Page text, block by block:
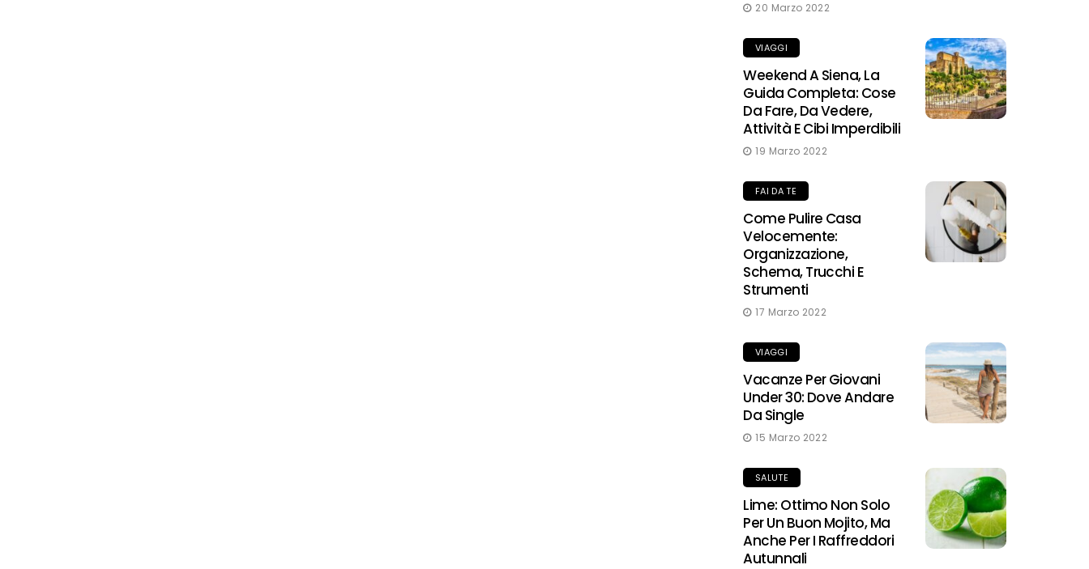
20 Marzo 2022
VIAGGI
Weekend A Siena, La
Guida Completa: Cose
Da Fare, Da Vedere,
Attività E Cibi Imperdibili
19 Marzo 2022
FAI DA TE
Come Pulire Casa
Velocemente:
Organizzazione,
Schema, Trucchi E
Strumenti
17 Marzo 2022
VIAGGI
Vacanze Per Giovani
Under 30: Dove Andare
Da Single
15 Marzo 2022
SALUTE
Lime: Ottimo Non Solo
Per Un Buon Mojito, Ma
Anche Per I Raffreddori
Autunnali